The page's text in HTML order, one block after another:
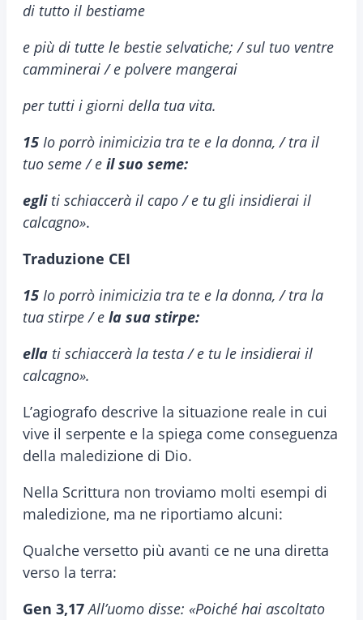
di tutto il bestiame
e più di tutte le bestie selvatiche; / sul tuo ventre
camminerai / e polvere mangerai
per tutti i giorni della tua vita.
15 Io porrò inimicizia tra te e la donna, / tra il
tuo seme / e il suo seme:
egli ti schiaccerà il capo / e tu gli insidierai il
calcagno».
Traduzione CEI
15 Io porrò inimicizia tra te e la donna, / tra la
tua stirpe / e la sua stirpe:
ella ti schiaccerà la testa / e tu le insidierai il
calcagno».
L’agiografo descrive la situazione reale in cui
vive il serpente e la spiega come conseguenza
della maledizione di Dio.
Nella Scrittura non troviamo molti esempi di
maledizione, ma ne riportiamo alcuni:
Qualche versetto più avanti ce ne una diretta
verso la terra:
Gen 3,17 All’uomo disse: «Poiché hai ascoltato